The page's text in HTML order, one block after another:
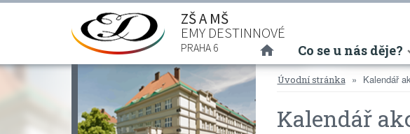
ZŠ A MŠ
EMY DESTINNOVÉ
PRAHA 6 (current)
Co se u nás děje?
Úvodní stránka Kalendář
Kalendář